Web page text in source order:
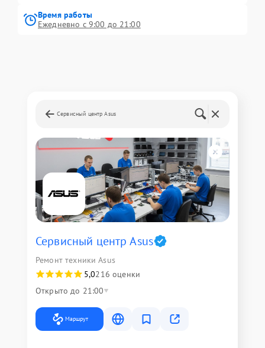
Время работы
Ежедневно с 9:00 до 21:00
Сервисный центр Asus
Сервисный центр Asus
Ремонт техники Asus
5,0216 оценки
Открыто до 21:00
Маршрут